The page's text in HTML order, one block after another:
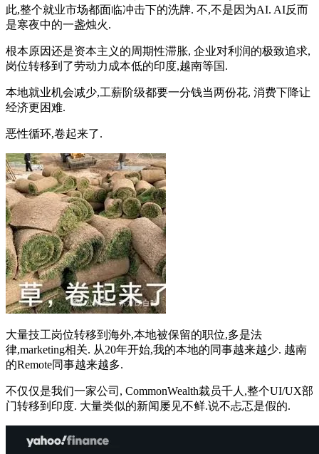
此,整个就业市场都面临冲击下的洗牌. 不,不是因为AI. AI反而
是寒夜中的一盏烛火.
根本原因还是资本主义的周期性滞胀, 企业对利润的极致追求,
岗位转移到了劳动力成本低的印度,越南等国.
本地就业机会减少,工薪阶级都要一分钱当两份花, 消费下降让
经济更困难.
恶性循环,卷起来了.
大量技工岗位转移到海外,本地被保留的职位,多是法
律,marketing相关. 从20年开始,我的本地的同事越来越少. 越南
的Remote同事越来越多.
不仅仅是我们一家公司, CommonWealth裁员千人,整个UI/UX部
门转移到印度. 大量类似的新闻屡见不鲜.说不忐忑是假的.